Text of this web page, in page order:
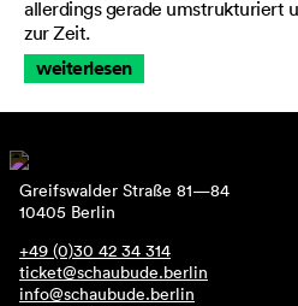
allerdings gerade umstrukturiert
zur Zeit.
weiterlesen
Greifswalder Straße 81—84
10405 Berlin
+49 (0)30 42 34 314
ticket@schaubude.berlin
info@schaubude.berlin